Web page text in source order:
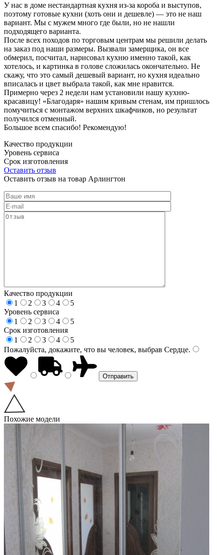
У нас в доме нестандартная кухня из-за короба и выступов,
поэтому готовые кухни (хоть они и дешевле) — это не наш
вариант. Мы с мужем много где были, но не нашли
подходящего варианта.
После всех походов по торговым центрам мы решили делать
на заказ под наши размеры. Вызвали замерщика, он все
обмерил, посчитал, нарисовал кухню именно такой, как
хотелось, и картинка в голове сложилась окончательно. Не
скажу, что это самый дешевый вариант, но кухня идеально
вписалась и цвет выбрала такой, как мне нравится.
Примерно через 2 недели нам установили нашу кухню-
красавицу! «Благодаря» нашим кривым стенам, им пришлось
помучиться с монтажом верхних шкафчиков, но результат
получился отменный.
Большое всем спасибо! Рекомендую!
Качество продукции
Уровень сервиса
Срок изготовления
Оставить отзыв
Оставить отзыв на товар Арлингтон
Качество продукции
1
2 3 4
5
Уровень сервиса
1
2 3 4
5
Срок изготовления
1
2 3 4
5
Пожалуйста, докажите, что вы человек, выбрав Сердце.
Похожие модели